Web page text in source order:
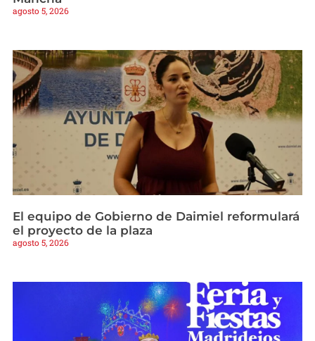
agosto 5, 2026
El equipo de Gobierno de Daimiel reformulará
el proyecto de la plaza
agosto 5, 2026